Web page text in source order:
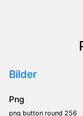
Bilder
Png
png button round 256